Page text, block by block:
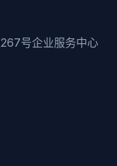
号企业服务中心